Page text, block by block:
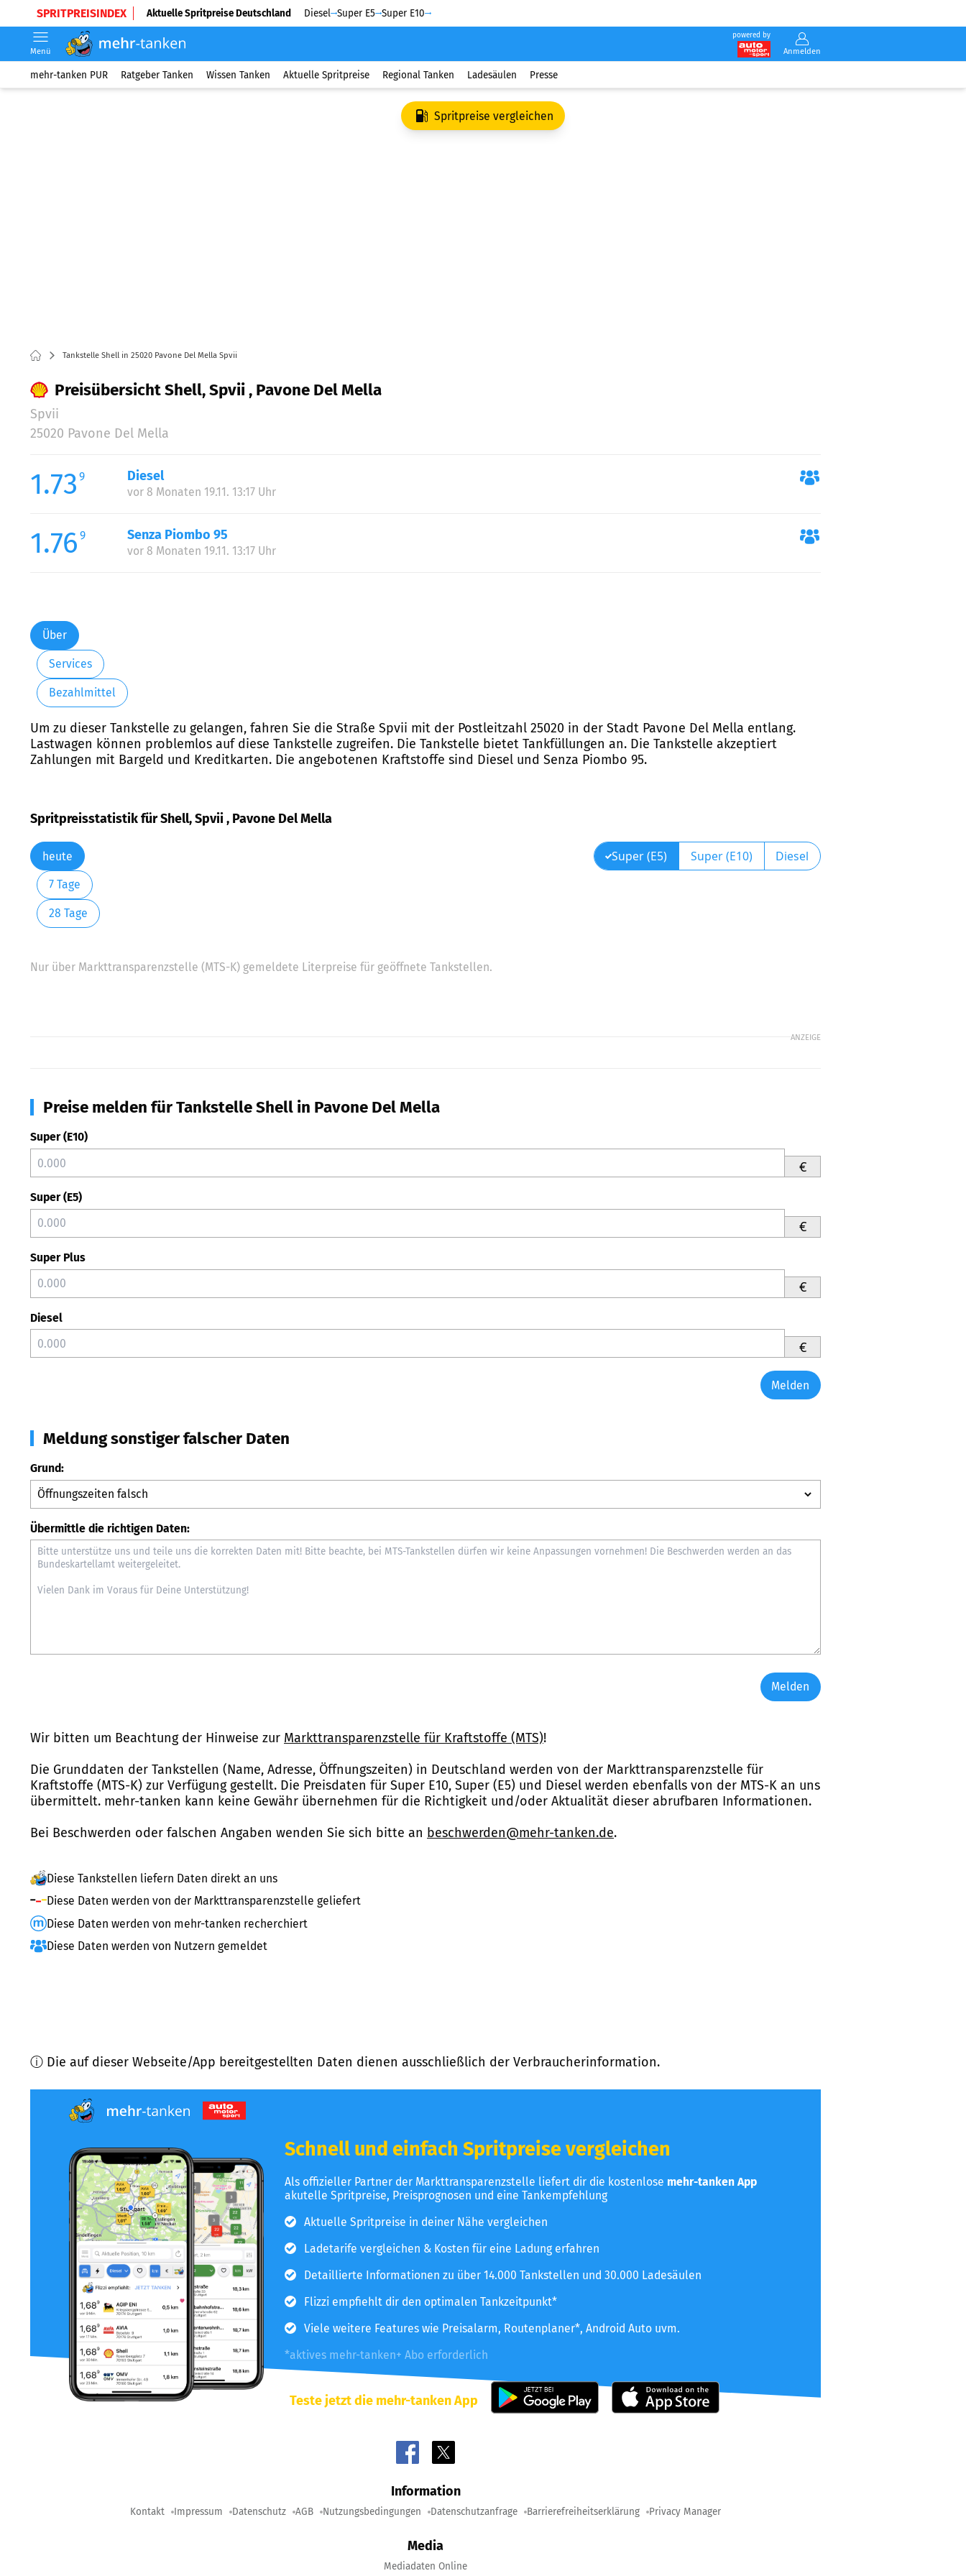
SPRITPREISINDEX Aktuelle Spritpreise Deutschland Diesel Super E5 Super E10
powered by
Anmelden
Menü
mehr-tanken PUR Ratgeber Tanken Wissen Tanken Aktuelle Spritpreise Regional Tanken Ladesäulen Presse
Spritpreise vergleichen
Tankstelle Shell in 25020 Pavone Del Mella Spvii
Preisübersicht Shell, Spvii , Pavone Del Mella
Spvii
25020 Pavone Del Mella
1.73 9 Diesel
vor 8 Monaten 19.11. 13:17 Uhr
1.76 9 Senza Piombo 95
vor 8 Monaten 19.11. 13:17 Uhr
Über
Services
Bezahlmittel
Um zu dieser Tankstelle zu gelangen, fahren Sie die Straße Spvii mit der Postleitzahl 25020 in der Stadt Pavone Del Mella entlang.
Lastwagen können problemlos auf diese Tankstelle zugreifen. Die Tankstelle bietet Tankfüllungen an. Die Tankstelle akzeptiert
Zahlungen mit Bargeld und Kreditkarten. Die angebotenen Kraftstoffe sind Diesel und Senza Piombo 95.
Spritpreisstatistik für Shell, Spvii , Pavone Del Mella
heute
7 Tage
28 Tage
Super (E5) Super (E10) Diesel
Nur über Markttransparenzstelle (MTS-K) gemeldete Literpreise für geöffnete Tankstellen.
ANZEIGE
Preise melden für Tankstelle Shell in Pavone Del Mella
Super (E10)
€
Super (E5)
€
Super Plus
€
Diesel
€
Melden
Meldung sonstiger falscher Daten
Grund:
Übermittle die richtigen Daten:
Melden
Wir bitten um Beachtung der Hinweise zur Markttransparenzstelle für Kraftstoffe (MTS)!
Die Grunddaten der Tankstellen (Name, Adresse, Öffnungszeiten) in Deutschland werden von der Markttransparenzstelle für
Kraftstoffe (MTS-K) zur Verfügung gestellt. Die Preisdaten für Super E10, Super (E5) und Diesel werden ebenfalls von der MTS-K an uns
übermittelt. mehr-tanken kann keine Gewähr übernehmen für die Richtigkeit und/oder Aktualität dieser abrufbaren Informationen.
Bei Beschwerden oder falschen Angaben wenden Sie sich bitte an beschwerden@mehr-tanken.de.
Diese Tankstellen liefern Daten direkt an uns
Diese Daten werden von der Markttransparenzstelle geliefert
Diese Daten werden von mehr-tanken recherchiert
Diese Daten werden von Nutzern gemeldet
ⓘ Die auf dieser Webseite/App bereitgestellten Daten dienen ausschließlich der Verbraucherinformation.
Schnell und einfach Spritpreise vergleichen
Als offizieller Partner der Markttransparenzstelle liefert dir die kostenlose mehr-tanken App
akutelle Spritpreise, Preisprognosen und eine Tankempfehlung
Aktuelle Spritpreise in deiner Nähe vergleichen
Ladetarife vergleichen & Kosten für eine Ladung erfahren
Detaillierte Informationen zu über 14.000 Tankstellen und 30.000 Ladesäulen
Flizzi empfiehlt dir den optimalen Tankzeitpunkt*
Viele weitere Features wie Preisalarm, Routenplaner*, Android Auto uvm.
*aktives mehr-tanken+ Abo erforderlich
Teste jetzt die mehr-tanken App
Information
Kontakt Impressum Datenschutz AGB Nutzungsbedingungen Datenschutzanfrage Barrierefreiheitserklärung Privacy Manager
Media
Mediadaten Online